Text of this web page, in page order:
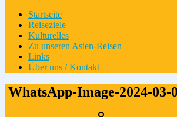
Startseite
Reiseziele
Kulturelles
Zu unseren Asien-Reisen
Links
Über uns / Kontakt
WhatsApp-Image-2024-03-